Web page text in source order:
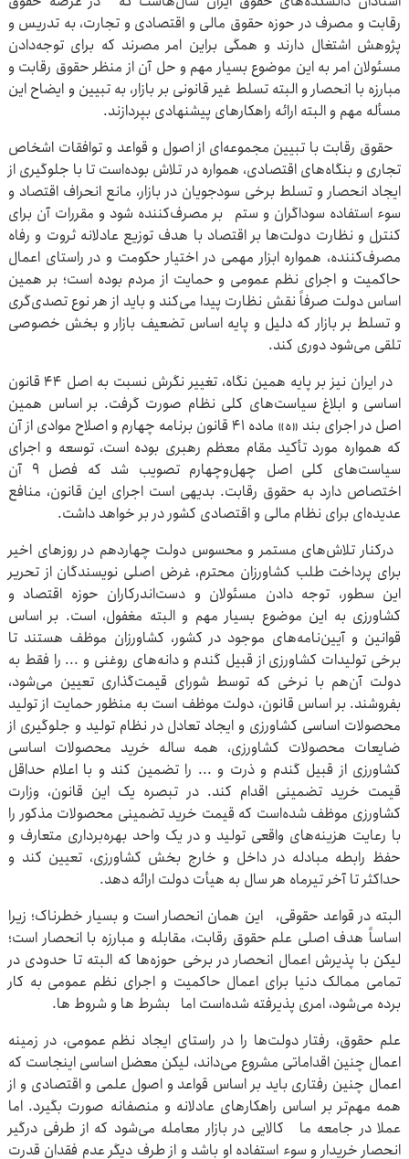
رقابت و مصرف در حوزه حقوق مالی و اقتصادی و تجارت، به تدریس و
پژوهش اشتغال دارند و همگی براین امر مصرند که برای توجه‌دادن
مسئولان امر به این موضوع بسیار مهم و حل آن از منظر حقوق رقابت و
مبارزه با انحصار و البته تسلط غیر قانونی بر بازار، به تبیین و ایضاح این
مسأله مهم و البته ارائه راهکارهای پیشنهادی بپردازند.
حقوق رقابت با تبیین مجموعه‌ای از اصول و قواعد و توافقات اشخاص
تجاری و بنگاه‌های اقتصادی، همواره در تلاش بوده‌است تا با جلوگیری از
ایجاد انحصار و تسلط برخی سودجویان در بازار، مانع انحراف اقتصاد و
سوء استفاده سوداگران و ستم بر مصرف‌کننده ‌شود و مقررات آن برای
کنترل و نظارت دولت‌ها بر اقتصاد با هدف توزیع عادلانه ثروت و رفاه
مصرف‌کننده، همواره ابزار مهمی در اختیار حکومت و در راستای اعمال
حاکمیت و اجرای نظم عمومی و حمایت از مردم بوده است؛ بر همین
اساس دولت صرفاً نقش نظارت پیدا می‌کند و باید از هر نوع تصدی‌گری
و تسلط بر بازار که دلیل و پایه اساس تضعیف بازار و بخش خصوصی
تلقی می‌شود دوری ‌کند.
در ایران نیز بر پایه همین نگاه، تغییر نگرش نسبت به اصل ۴۴ قانون
اساسی و ابلاغ سیاست‌های کلی نظام صورت گرفت. بر اساس همین
اصل در اجرای بند «ه» ماده ۴۱ قانون برنامه چهارم و اصلاح موادی از آن
که همواره مورد تأکید مقام معظم رهبری بوده است، توسعه و اجرای
سیاست‌های کلی اصل چهل‌وچهارم تصویب شد که فصل ۹ آن
اختصاص دارد به حقوق رقابت. بدیهی است اجرای این قانون، منافع
عدیده‌ای برای نظام مالی و اقتصادی کشور در بر خواهد داشت.
درکنار تلاش‌های مستمر و محسوس دولت چهاردهم در روزهای اخیر
برای پرداخت طلب کشاورزان محترم، غرض اصلی نویسندگان از تحریر
این سطور، توجه دادن مسئولان و دست‌اندرکاران حوزه اقتصاد و
کشاورزی به این موضوع بسیار مهم و البته مغفول، است. بر اساس
قوانین و آیین‌نامه‌های موجود در کشور، کشاورزان موظف هستند تا
برخی تولیدات کشاورزی از قبیل گندم و دانه‌های روغنی و ... را فقط به
دولت آن‌هم با نرخی که توسط شورای قیمت‌گذاری تعیین می‌شود،
بفروشند. بر اساس قانون، دولت موظف است به منظور حمایت از تولید
محصولات اساسی کشاورزی و ایجاد تعادل در نظام تولید و جلوگیری از
ضایعات محصولات کشاورزی، همه ساله خرید محصولات اساسی
کشاورزی از قبیل گندم و ذرت و ... را تضمین کند و با اعلام حداقل
قیمت خرید تضمینی اقدام کند. در تبصره یک این قانون، وزارت
کشاورزی موظف شده‌است که قیمت خرید تضمینی محصولات مذکور را
با رعایت هزینه‌های واقعی تولید و در یک واحد بهره‌برداری متعارف و
حفظ رابطه مبادله در داخل و خارج بخش کشاورزی، تعیین کند و
حداکثر تا آخر تیرماه هر سال به هیأت دولت ارائه دهد.
البته در قواعد حقوقی، این همان انحصار است و بسیار خطرناک؛ زیرا
اساساً هدف اصلی علم حقوق رقابت، مقابله و مبارزه با انحصار است؛
لیکن با پذیرش اعمال انحصار در برخی حوزه‌ها که البته تا حدودی در
تمامی ممالک دنیا برای اعمال حاکمیت و اجرای نظم عمومی به کار
برده می‌شود، امری پذیرفته شده‌است اما بشرط ها و شروط ها.
علم حقوق، رفتار دولت‌ها را در راستای ایجاد نظم عمومی، در زمینه
اعمال چنین اقداماتی مشروع می‌داند، لیکن معضل اساسی اینجاست که
اعمال چنین رفتاری باید بر اساس قواعد و اصول علمی و اقتصادی و از
همه مهم‌تر بر اساس راهکارهای عادلانه و منصفانه صورت بگیرد. اما
عملا در جامعه ما کالایی در بازار معامله می‌شود که از طرفی درگیر
انحصار خریدار و سوء استفاده او باشد و از طرف دیگر عدم فقدان قدرت